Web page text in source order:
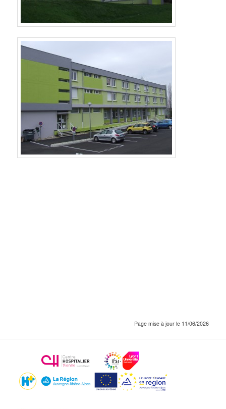
Page mise à jour le 11/06/2026